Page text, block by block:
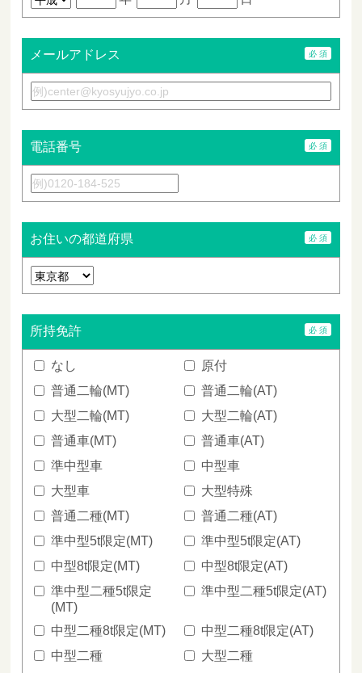
メールアドレス
電話番号
お住いの都道府県
所持免許
なし
原付
普通二輪(MT)
普通二輪(AT)
大型二輪(MT)
大型二輪(AT)
普通車(MT)
普通車(AT)
準中型車
中型車
大型車
大型特殊
普通二種(MT)
普通二種(AT)
準中型5t限定(MT)
準中型5t限定(AT)
中型8t限定(MT)
中型8t限定(AT)
準中型二種5t限定
(MT)
準中型二種5t限定(AT)
中型二種8t限定(MT)
中型二種8t限定(AT)
中型二種
大型二種